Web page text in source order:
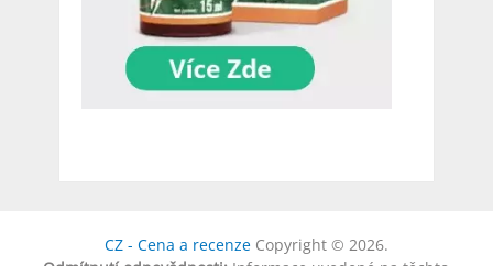
CZ - Cena a recenzeCopyright © 2026.